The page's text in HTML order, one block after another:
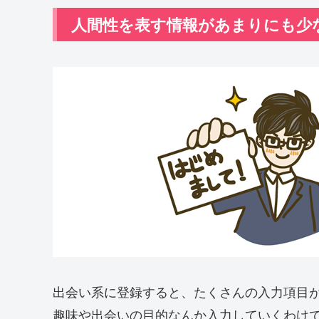
人間性を表す情報があまりにも少
出会い系に登録すると、たくさんの入力項目
趣味や出会いの目的なんか入力していくわけ